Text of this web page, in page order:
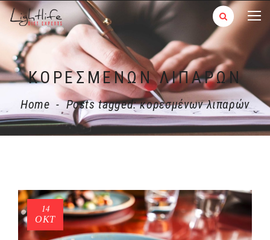
ΚΟΡΕΣΜΈΝΩΝ ΛΙΠΑΡΏΝ
Home - Posts tagged: κορεσμένων λιπαρών
14
ΟΚΤ